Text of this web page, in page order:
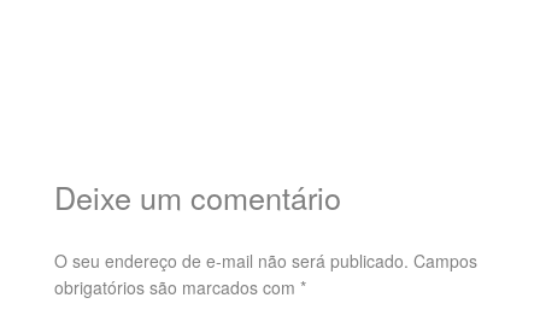
Deixe um comentário
O seu endereço de e-mail não será publicado. Campos
obrigatórios são marcados com *